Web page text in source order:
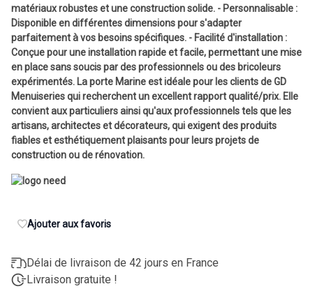
matériaux robustes et une construction solide. - Personnalisable :
Disponible en différentes dimensions pour s'adapter
parfaitement à vos besoins spécifiques. - Facilité d'installation :
Conçue pour une installation rapide et facile, permettant une mise
en place sans soucis par des professionnels ou des bricoleurs
expérimentés. La porte Marine est idéale pour les clients de GD
Menuiseries qui recherchent un excellent rapport qualité/prix. Elle
convient aux particuliers ainsi qu'aux professionnels tels que les
artisans, architectes et décorateurs, qui exigent des produits
fiables et esthétiquement plaisants pour leurs projets de
construction ou de rénovation.
Ajouter aux favoris
Délai de livraison de 42 jours en France
Livraison gratuite !